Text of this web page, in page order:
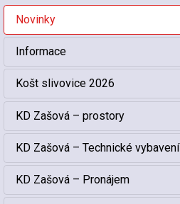
Novinky
Informace
Košt slivovice 2026
KD Zašová – prostory
KD Zašová – Technické vybavení
KD Zašová – Pronájem